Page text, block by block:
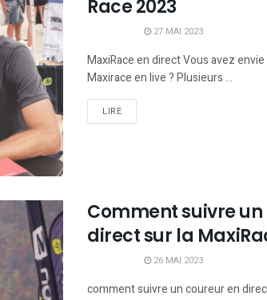
Race 2023
27 MAI 2023
MaxiRace en direct Vous avez
Maxirace en live ? Plusieurs ...
LIRE
Comment suivre
direct sur la
26 MAI 2023
comment suivre un coureur en